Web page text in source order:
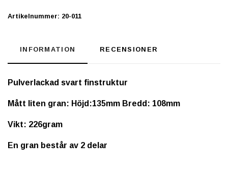
Artikelnummer: 20-011
INFORMATION RECENSIONER
Pulverlackad svart finstruktur
Mått liten gran: Höjd:135mm Bredd: 108mm
Vikt: 226gram
En gran består av 2 delar